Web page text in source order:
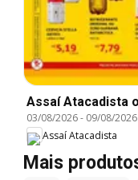
Assaí Atacadista
03/08/2026- 09/08/2026
Assaí Atacadista
Mais